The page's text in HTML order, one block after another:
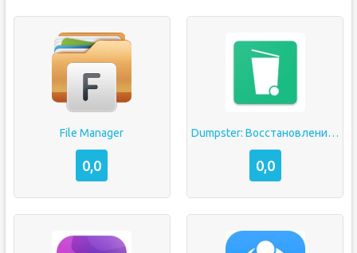
File Manager
0,0
Dumpster: Восстановление удаленных фото
0,0